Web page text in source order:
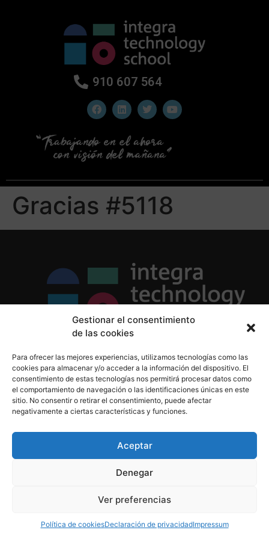
Gestionar el consentimiento
de las cookies
Para ofrecer las mejores experiencias, utilizamos tecnologías como las
cookies para almacenar y/o acceder a la información del dispositivo. El
consentimiento de estas tecnologías nos permitirá procesar datos como
el comportamiento de navegación o las identificaciones únicas en este
sitio. No consentir o retirar el consentimiento, puede afectar
negativamente a ciertas características y funciones.
Aceptar
Denegar
Ver preferencias
Política de cookiesDeclaración de privacidadImpressum
910 607 564
Gracias #5118
Política de Cookies
Aviso Legal
910 607 564
derechos reservados